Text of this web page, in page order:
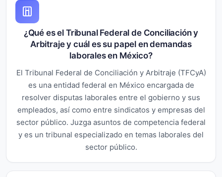
¿Qué es el Tribunal Federal de Conciliación y
Arbitraje y cuál es su papel en demandas
laborales en México?
El Tribunal Federal de Conciliación y Arbitraje (TFCyA)
es una entidad federal en México encargada de
resolver disputas laborales entre el gobierno y sus
empleados, así como entre sindicatos y empresas del
sector público. Juzga asuntos de competencia federal
y es un tribunal especializado en temas laborales del
sector público.